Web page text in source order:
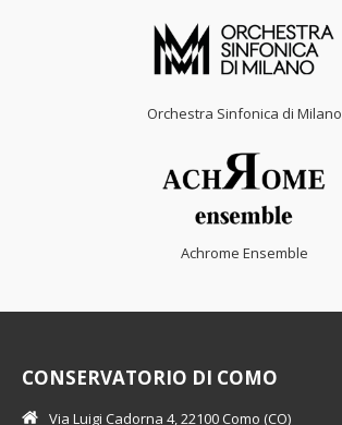
Orchestra Sinfonica di Milano
Achrome Ensemble
CONSERVATORIO DI COMO
Via Luigi Cadorna 4, 22100 Como (CO)